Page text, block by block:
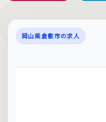
岡山県倉敷市の求人